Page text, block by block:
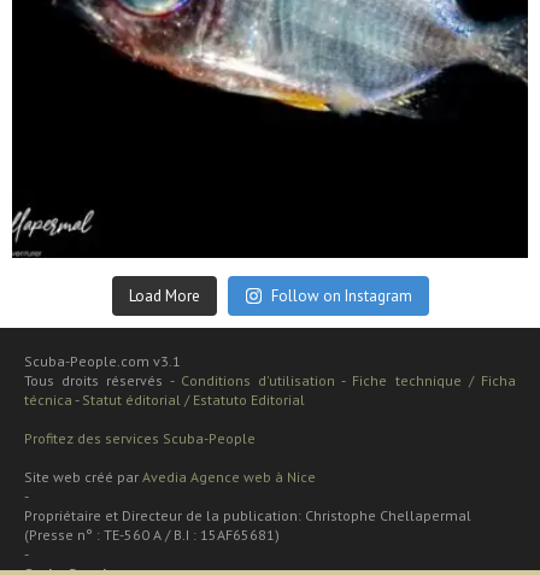
Sep 24
Load More Follow on Instagram
Scuba-People.com v3.1
Tous droits réservés - Conditions d'utilisation - Fiche technique / Ficha
técnica - Statut éditorial / Estatuto Editorial
Profitez des services Scuba-People
Site web créé par Avedia Agence web à Nice
-
Propriétaire et Directeur de la publication: Christophe Chellapermal
(Presse n° : TE-560 A / B.I : 15AF65681)
-